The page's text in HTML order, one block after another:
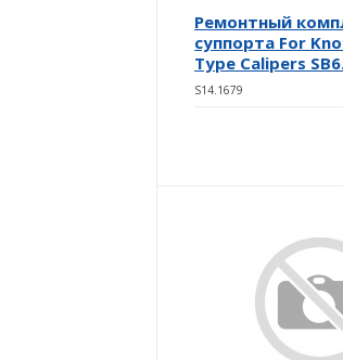
Ремонтный
суппорта For
Type Calipers
S14.1679